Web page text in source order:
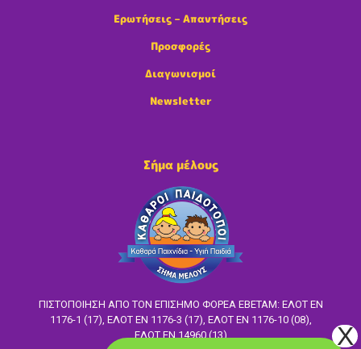
Ερωτήσεις – Απαντήσεις
Προσφορές
Διαγωνισμοί
Newsletter
Σήμα μέλους
ΠΙΣΤΟΠΟΙΗΣΗ ΑΠΟ ΤΟΝ ΕΠΙΣΗΜΟ ΦΟΡΕΑ ΕΒΕΤΑΜ: ΕΛΟΤ EN
1176-1 (17), ΕΛΟΤ ΕΝ 1176-3 (17), ΕΛΟΤ ΕΝ 1176-10 (08),
ΕΛΟΤ ΕΝ 14960 (13)